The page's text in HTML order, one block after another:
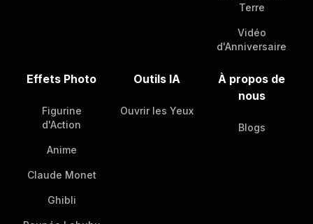
Terre
Vidéo
d'Anniversaire
Effets Photo
Figurine
d'Action
Anime
Claude Monet
Ghibli
Outils IA
Ouvrir les Yeux
À propos de
nous
Blogs